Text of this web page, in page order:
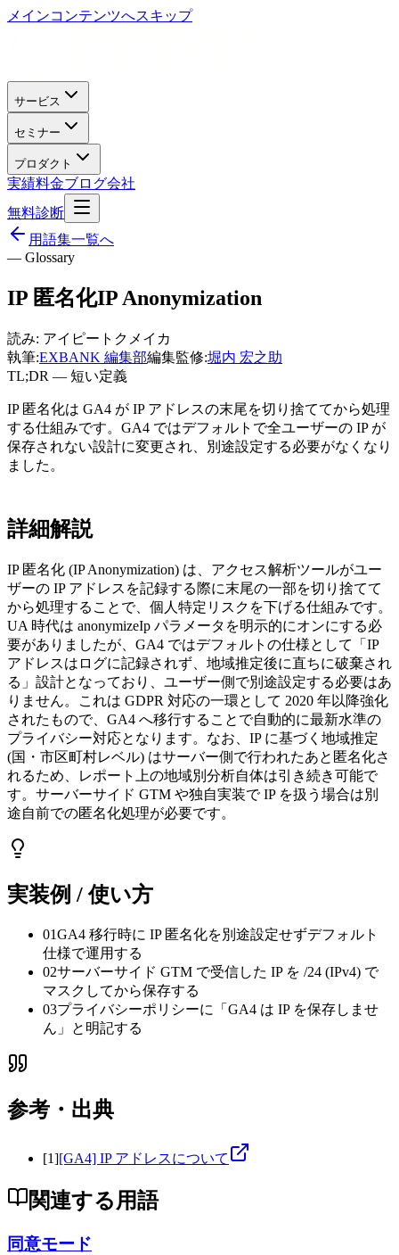
メインコンテンツへスキップ
サービス
セミナー
プロダクト
実績料金ブログ会社
無料診断
用語集一覧へ
— Glossary
IP 匿名化IP Anonymization
読み: アイピートクメイカ
執筆:EXBANK 編集部編集監修:堀内 宏之助
TL;DR — 短い定義
IP 匿名化は GA4 が IP アドレスの末尾を切り捨ててから処理
する仕組みです。GA4 ではデフォルトで全ユーザーの IP が
保存されない設計に変更され、別途設定する必要がなくなり
ました。
詳細解説
IP 匿名化 (IP Anonymization) は、アクセス解析ツールがユー
ザーの IP アドレスを記録する際に末尾の一部を切り捨てて
から処理することで、個人特定リスクを下げる仕組みです。
UA 時代は anonymizeIp パラメータを明示的にオンにする必
要がありましたが、GA4 ではデフォルトの仕様として「IP
アドレスはログに記録されず、地域推定後に直ちに破棄され
る」設計となっており、ユーザー側で別途設定する必要はあ
りません。これは GDPR 対応の一環として 2020 年以降強化
されたもので、GA4 へ移行することで自動的に最新水準の
プライバシー対応となります。なお、IP に基づく地域推定
(国・市区町村レベル) はサーバー側で行われたあと匿名化さ
れるため、レポート上の地域別分析自体は引き続き可能で
す。サーバーサイド GTM や独自実装で IP を扱う場合は別
途自前での匿名化処理が必要です。
実装例 / 使い方
01GA4 移行時に IP 匿名化を別途設定せずデフォルト
仕様で運用する
02サーバーサイド GTM で受信した IP を /24 (IPv4) で
マスクしてから保存する
03プライバシーポリシーに「GA4 は IP を保存しませ
ん」と明記する
参考・出典
[1][GA4] IP アドレスについて
関連する用語
同意モード